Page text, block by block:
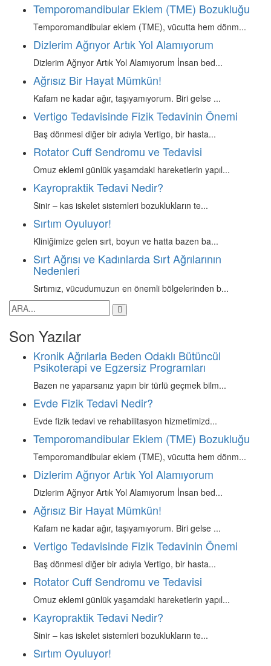
Temporomandibular Eklem (TME) Bozukluğu
Temporomandibular eklem (TME), vücutta hem dönm...
Dizlerim Ağrıyor Artık Yol Alamıyorum
Dizlerim Ağrıyor Artık Yol Alamıyorum İnsan bed...
Ağrısız Bir Hayat Mümkün!
Kafam ne kadar ağır, taşıyamıyorum. Biri gelse ...
Vertigo Tedavisinde Fizik Tedavinin Önemi
Baş dönmesi diğer bir adıyla Vertigo, bir hasta...
Rotator Cuff Sendromu ve Tedavisi
Omuz eklemi günlük yaşamdaki hareketlerin yapıl...
Kayropraktik Tedavi Nedir?
Sinir – kas iskelet sistemleri bozuklukların te...
Sırtım Oyuluyor!
Kliniğimize gelen sırt, boyun ve hatta bazen ba...
Sırt Ağrısı ve Kadınlarda Sırt Ağrılarının
Nedenleri
Sırtımız, vücudumuzun en önemli bölgelerinden b...
Son Yazılar
Kronik Ağrılarla Beden Odaklı Bütüncül
Psikoterapi ve Egzersiz Programları
Bazen ne yaparsanız yapın bir türlü geçmek bilm...
Evde Fizik Tedavi Nedir?
Evde fizik tedavi ve rehabilitasyon hizmetimizd...
Temporomandibular Eklem (TME) Bozukluğu
Temporomandibular eklem (TME), vücutta hem dönm...
Dizlerim Ağrıyor Artık Yol Alamıyorum
Dizlerim Ağrıyor Artık Yol Alamıyorum İnsan bed...
Ağrısız Bir Hayat Mümkün!
Kafam ne kadar ağır, taşıyamıyorum. Biri gelse ...
Vertigo Tedavisinde Fizik Tedavinin Önemi
Baş dönmesi diğer bir adıyla Vertigo, bir hasta...
Rotator Cuff Sendromu ve Tedavisi
Omuz eklemi günlük yaşamdaki hareketlerin yapıl...
Kayropraktik Tedavi Nedir?
Sinir – kas iskelet sistemleri bozuklukların te...
Sırtım Oyuluyor!